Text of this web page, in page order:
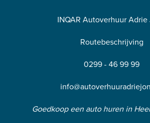
INQAR Autoverhuur Adrie
Routebeschrijving
0299 - 46 99 99
Goedkoop een auto huren in